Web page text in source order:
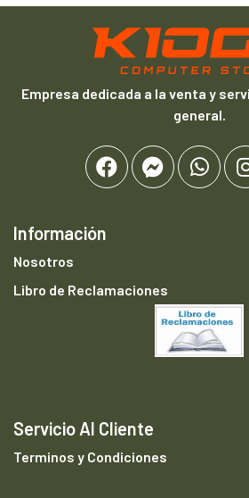
Empresa dedicada a la venta y
general.
Información
Nosotros
Libro de Reclamaciones
Servicio Al Cliente
Terminos y Condiciones